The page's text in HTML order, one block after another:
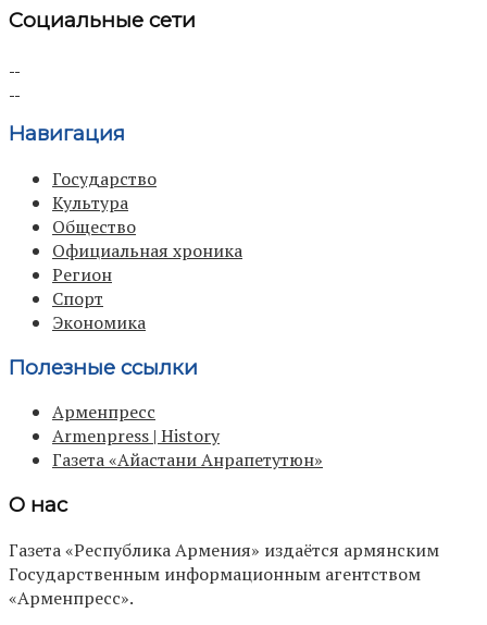
Социальные сети
Навигация
Государство
Культура
Общество
Официальная хроника
Регион
Спорт
Экономика
Полезные ссылки
Арменпресс
Armenpress | History
Газета «Айастани Анрапетутюн»
О нас
Газета «Республика Армения» издаётся армянским
Государственным информационным агентством
«Арменпресс».